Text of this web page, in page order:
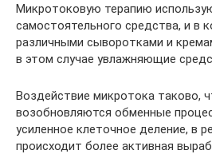
Микротоковую терапию
самостоятельного средства, и в
различными сыворотками и
в этом случае увлажняющие
Воздействие микротока таково,
возобновляются обменные
усиленное клеточное деление, в
происходит более активная